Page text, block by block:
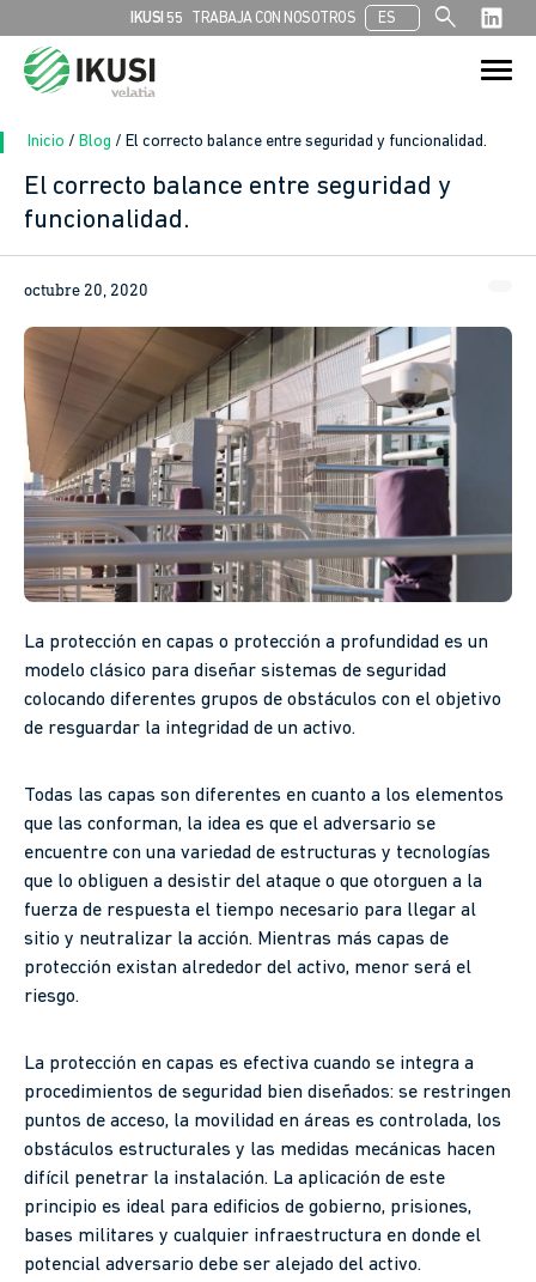
IKUSI 55 TRABAJA CON NOSOTROS ES search
Buscar:
Botón de
Inicio / Blog / El correcto balance entre seguridad y funcionalidad.
El correcto balance entre seguridad y
funcionalidad.
octubre 20, 2020
La protección en capas o protección a profundidad es un
modelo clásico para diseñar sistemas de seguridad
colocando diferentes grupos de obstáculos con el objetivo
de resguardar la integridad de un activo.
Todas las capas son diferentes en cuanto a los elementos
que las conforman, la idea es que el adversario se
encuentre con una variedad de estructuras y tecnologías
que lo obliguen a desistir del ataque o que otorguen a la
fuerza de respuesta el tiempo necesario para llegar al
sitio y neutralizar la acción. Mientras más capas de
protección existan alrededor del activo, menor será el
riesgo.
La protección en capas es efectiva cuando se integra a
procedimientos de seguridad bien diseñados: se restringen
puntos de acceso, la movilidad en áreas es controlada, los
obstáculos estructurales y las medidas mecánicas hacen
difícil penetrar la instalación. La aplicación de este
principio es ideal para edificios de gobierno, prisiones,
bases militares y cualquier infraestructura en donde el
potencial adversario debe ser alejado del activo.